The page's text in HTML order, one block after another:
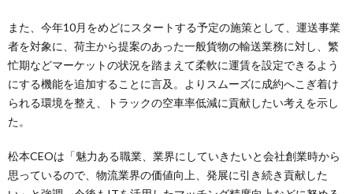
また、今年10月をめどにスタートする予定の施策として、運送事業
者を対象に、荷主から提案のあった一般貨物の輸送業務に対し、繁
忙期などマーケットの状況を踏まえて柔軟に運賃を設定できるよう
にする機能を追加することに言及。よりスムーズに成約へこぎ着け
られる環境を整え、トラックの空車率低減に貢献したい考えを示し
た。
松本CEOは「魅力ある職業、業界にしていきたいと会社創業時から
思っているので、物流業界の価値向上、発展に引き続き貢献した